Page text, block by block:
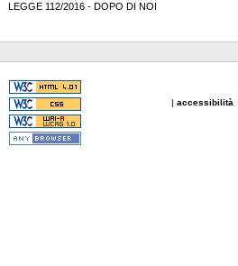
LEGGE 112/2016 - DOPO DI NOI
|accessibilità